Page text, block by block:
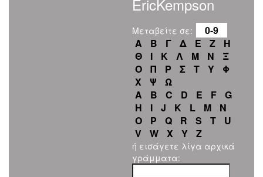
EricKempson
Μεταβείτε σε:
0-9
Α
Β Γ Δ Ε Ζ
Η
Θ
Ι Κ Λ Μ Ν
Ξ
Ο
Π Ρ Σ Τ Υ
Φ
Χ
Ψ
Ω
A
B C D E F
G
H
I J K L M
N
O
P Q R S T
U
V
W X Y Z
ή εισάγετε λίγα αρχικά
γράμματα: